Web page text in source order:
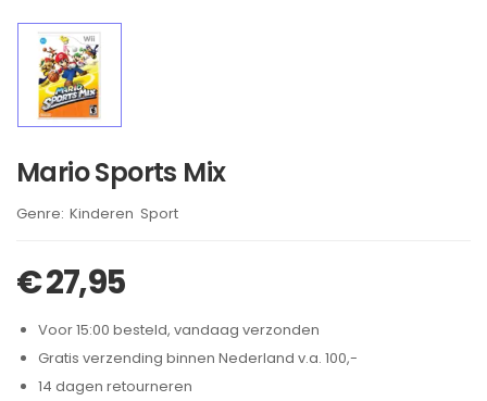
Mario Sports Mix
Brand:
Kinderen ,
Sport
€27,95
Voor 15:00 besteld, vandaag verzonden
Gratis verzending binnen Nederland v.a. 100,-
14 dagen retourneren